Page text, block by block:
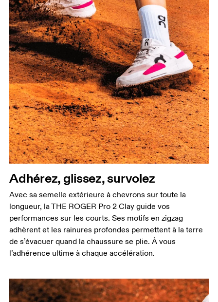
Adhérez, glissez, survolez
Avec sa semelle extérieure à chevrons sur toute la
longueur, la THE ROGER Pro 2 Clay guide vos
performances sur les courts. Ses motifs en zigzag
adhèrent et les rainures profondes permettent à la terre
de s’évacuer quand la chaussure se plie. À vous
l’adhérence ultime à chaque accélération.